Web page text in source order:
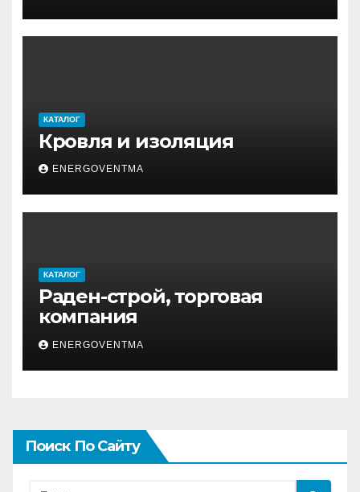
КАТАЛОГ
Кровля и изоляция
ENERGOVENTMA
КАТАЛОГ
Раден-строй, торговая
компания
ENERGOVENTMA
Поиск По Сайту